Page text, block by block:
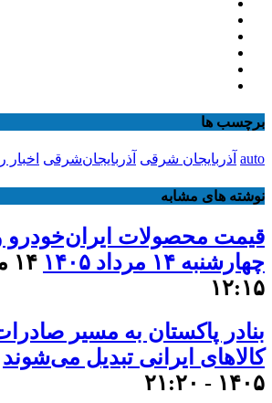
برچسب ها
auto آذربایجان شرقی آذربایجان‌شرقی اخبار
نوشته های مشابه
قیمت محصولات ایران‌خودرو
چهارشنبه ۱۴ مرداد ۱۴۰۵
۱۲:۱۵
بنادر پاکستان به مسیر
کالاهای ایرانی تبدیل می‌شوند
۱۴۰۵ - ۲۱:۲۰